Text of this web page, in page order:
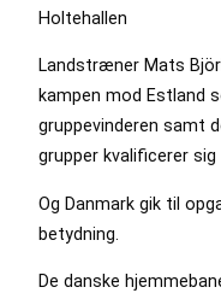
Holtehallen
Landstræner Mats
kampen mod Estland
gruppevinderen samt
grupper kvalificerer sig
Og Danmark gik til
betydning.
De danske